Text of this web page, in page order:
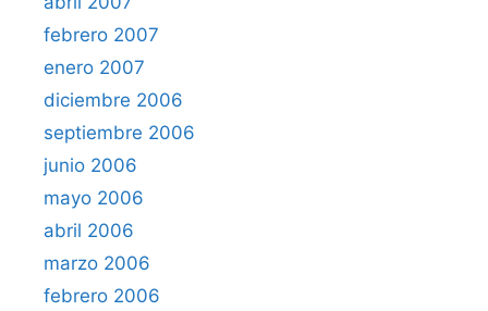
febrero 2007
enero 2007
diciembre 2006
septiembre 2006
junio 2006
mayo 2006
abril 2006
marzo 2006
febrero 2006